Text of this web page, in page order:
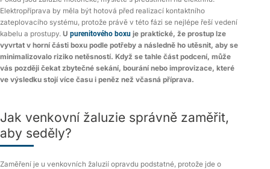
Elektropříprava by měla být hotová před realizací kontaktního
zateplovacího systému, protože právě v této fázi se nejlépe řeší vedení
kabelu a prostupy. U purenitového boxu je praktické, že prostup lze
vyvrtat v horní části boxu podle potřeby a následně ho utěsnit, aby se
minimalizovalo riziko netěsností. Když se tahle část podcení, může
vás později čekat zbytečné sekání, bourání nebo improvizace, které
ve výsledku stojí více času i peněz než včasná příprava.
Jak venkovní žaluzie správně zaměřit,
aby seděly?
Zaměření je u venkovních žaluzií opravdu podstatné, protože jde o